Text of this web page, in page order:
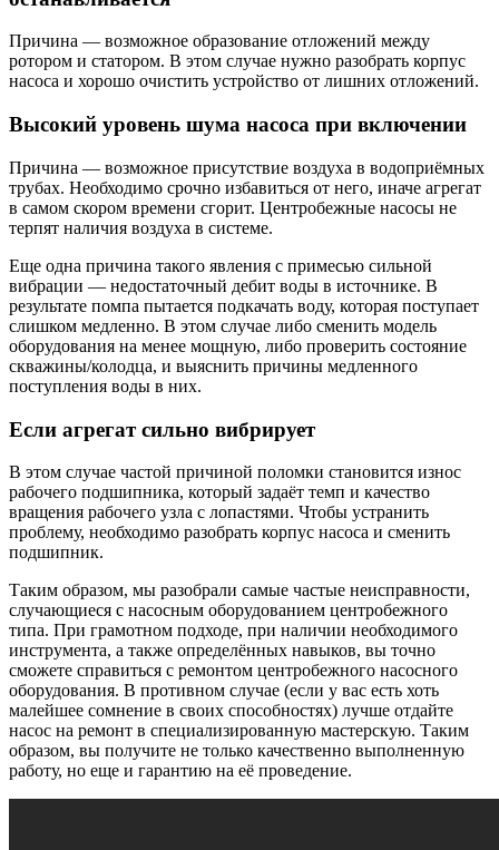
Причина — возможное образование отложений между
ротором и статором. В этом случае нужно разобрать корпус
насоса и хорошо очистить устройство от лишних отложений.
Высокий уровень шума насоса при включении
Причина — возможное присутствие воздуха в водоприёмных
трубах. Необходимо срочно избавиться от него, иначе агрегат
в самом скором времени сгорит. Центробежные насосы не
терпят наличия воздуха в системе.
Еще одна причина такого явления с примесью сильной
вибрации — недостаточный дебит воды в источнике. В
результате помпа пытается подкачать воду, которая поступает
слишком медленно. В этом случае либо сменить модель
оборудования на менее мощную, либо проверить состояние
скважины/колодца, и выяснить причины медленного
поступления воды в них.
Если агрегат сильно вибрирует
В этом случае частой причиной поломки становится износ
рабочего подшипника, который задаёт темп и качество
вращения рабочего узла с лопастями. Чтобы устранить
проблему, необходимо разобрать корпус насоса и сменить
подшипник.
Таким образом, мы разобрали самые частые неисправности,
случающиеся с насосным оборудованием центробежного
типа. При грамотном подходе, при наличии необходимого
инструмента, а также определённых навыков, вы точно
сможете справиться с ремонтом центробежного насосного
оборудования. В противном случае (если у вас есть хоть
малейшее сомнение в своих способностях) лучше отдайте
насос на ремонт в специализированную мастерскую. Таким
образом, вы получите не только качественно выполненную
работу, но еще и гарантию на её проведение.